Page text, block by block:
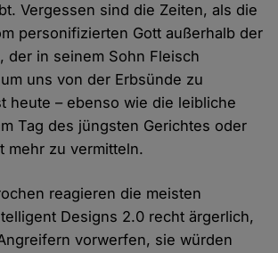
Vergessen sind die Zeiten, als die
personifizierten Gott außerhalb der
der in seinem Sohn Fleisch
uns von der Erbsünde zu
heute – ebenso wie die leibliche
Tag des jüngsten Gerichtes oder
mehr zu vermitteln.
reagieren die meisten
Designs 2.0 recht ärgerlich,
vorwerfen, sie würden